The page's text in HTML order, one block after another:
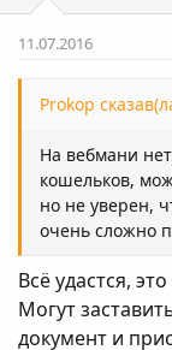
11.07.2016
Prokop
На вебмани
кошельков,
но не уверен,
очень сложно
Всё удастся,
Могут
документ и